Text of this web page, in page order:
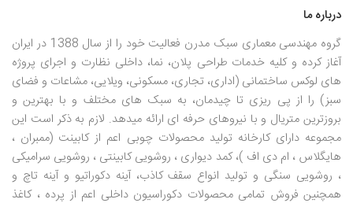
درباره ما
گروه مهندسی معماری سبک مدرن فعالیت خود را از سال 1388 در ایران
آغاز کرده و کلیه خدمات طراحی پلان، نما، داخلی نظارت و اجرای پروژه
های لوکس ساختمانی (اداری، تجاری، مسکونی، ویلایی، مشاعات و فضای
سبز) را از پی ریزی تا چیدمان، به سبک های مختلف و با بهترین و
بروزترین متریال و با نیروهای حرفه ای ارائه میدهد. لازم به ذکر است این
مجموعه دارای کارخانه تولید محصولات چوبی اعم از کابینت (ممبران ،
هایگلاس ، ام دی اف )، کمد دیواری ، روشویی کابینتی ، روشویی سرامیکی
، روشویی سنگی و تولید انواع سقف کاذب، آینه دکوراتیو و آینه تاچ و
همچنین فروش تمامی محصولات دکوراسیون داخلی اعم از پرده ، کاغذ